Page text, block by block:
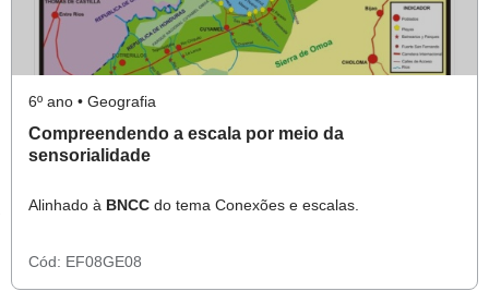
6º ano • Geografia
Compreendendo a escala por meio da
sensorialidade
Alinhado à BNCC do tema Conexões e escalas.
Cód: EF08GE08